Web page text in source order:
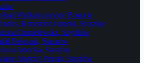
Wulkanizacyjne Bogoria
Krzysztof Janecki, Staszów
Chmielewska, Szydłów
Belusiak, Staszów
Janecka, Staszów
Andrzej Pruski, Staszów